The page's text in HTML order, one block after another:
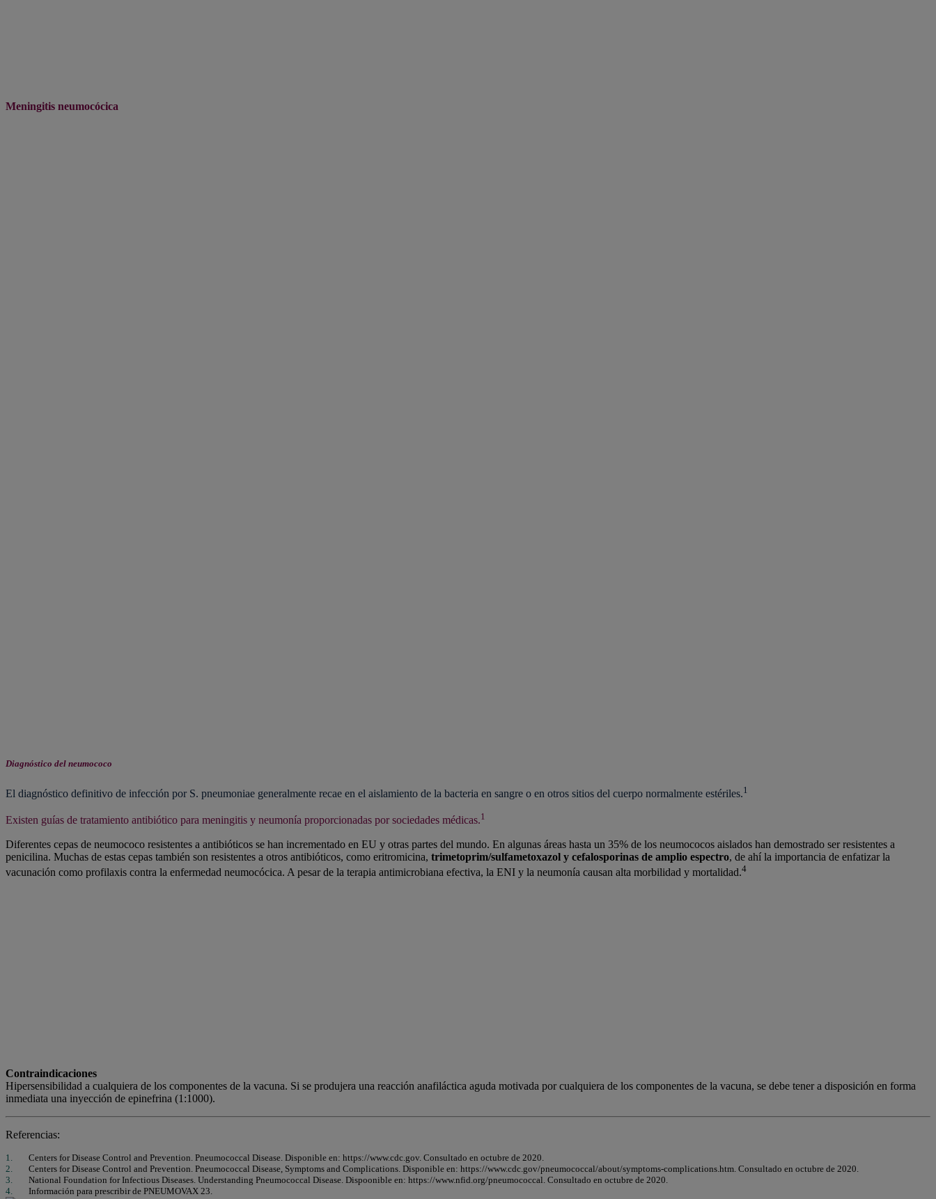
Meningitis neumocócica
Diagnóstico del neumococo
El diagnóstico definitivo de infección por S. pneumoniae generalmente recae en el aislamiento de la bacteria en sangre o en otros sitios del cuerpo normalmente estériles.1
Existen guías de tratamiento antibiótico para meningitis y neumonía proporcionadas por sociedades médicas.1
Diferentes cepas de neumococo resistentes a antibióticos se han incrementado en EU y otras partes del mundo. En algunas áreas hasta un 35% de los neumococos aislados han demostrado ser resistentes a
penicilina. Muchas de estas cepas también son resistentes a otros antibióticos, como eritromicina, trimetoprim/sulfametoxazol y cefalosporinas de amplio espectro, de ahí la importancia de enfatizar la
vacunación como profilaxis contra la enfermedad neumocócica. A pesar de la terapia antimicrobiana efectiva, la ENI y la neumonía causan alta morbilidad y mortalidad.4
Contraindicaciones
Hipersensibilidad a cualquiera de los componentes de la vacuna. Si se produjera una reacción anafiláctica aguda motivada por cualquiera de los componentes de la vacuna, se debe tener a disposición en forma
inmediata una inyección de epinefrina (1:1000).
Referencias:
Centers for Disease Control and Prevention. Pneumococcal Disease. Disponible en: https://www.cdc.gov. Consultado en octubre de 2020.
Centers for Disease Control and Prevention. Pneumococcal Disease, Symptoms and Complications. Disponible en: https://www.cdc.gov/pneumococcal/about/symptoms-complications.htm. Consultado en octubre de 2020.
National Foundation for Infectious Diseases. Understanding Pneumococcal Disease. Dispoonible en: https://www.nfid.org/pneumococcal. Consultado en octubre de 2020.
Información para prescribir de PNEUMOVAX 23.